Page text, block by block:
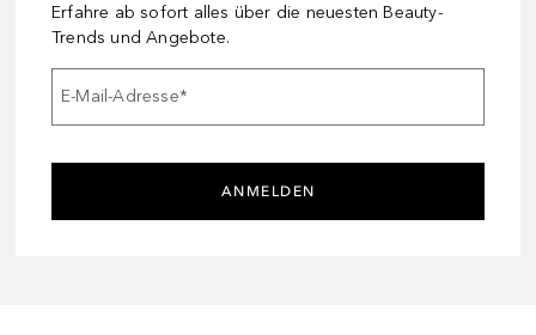
Erfahre ab sofort alles über die neuesten Beauty-
Trends und Angebote.
E-Mail-Adresse*
ANMELDEN